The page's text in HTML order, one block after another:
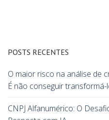
POSTS RECENTES
O maior risco na análise de
É não conseguir transformá-
CNPJ Alfanumérico: O